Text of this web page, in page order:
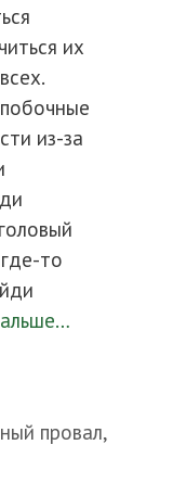
их
из-за
то
провал,